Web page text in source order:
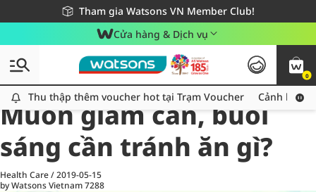
Tham gia Watsons VN Member Club!
Miễn phí giao hàng cho đơn hàng từ 249,000Đ
Giao hàng nhanh 24h - Áp dụng khu vực TP. Hồ Chí Minh
Cửa hàng & Dịch vụ
0
Thu thập thêm voucher hot tại Trạm Voucher
Thu thập thêm voucher hot tại Trạm Voucher Cảnh báo
All
Health Care
Muốn giảm cân, buổi
sáng cần tránh ăn gì?
Health Care/2019-05-15
by Watsons Vietnam7288